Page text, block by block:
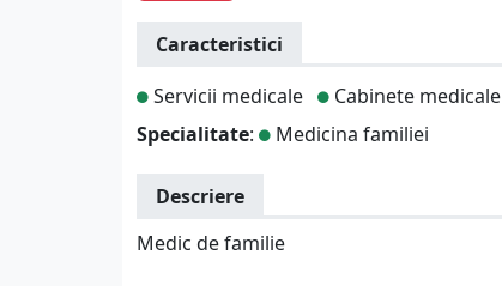
Caracteristici
Servicii medicale
Cabinete medicale
Specialitate: Medicina familiei
Descriere
Medic de familie